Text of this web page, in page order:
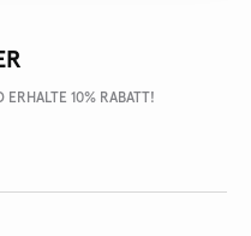
ERHALTE 10% RABATT!